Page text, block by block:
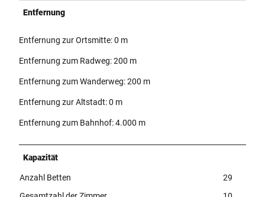
Entfernung
Entfernung zur Ortsmitte: 0 m
Entfernung zum Radweg: 200 m
Entfernung zum Wanderweg: 200 m
Entfernung zur Altstadt: 0 m
Entfernung zum Bahnhof: 4.000 m
Kapazität
Anzahl Betten
29